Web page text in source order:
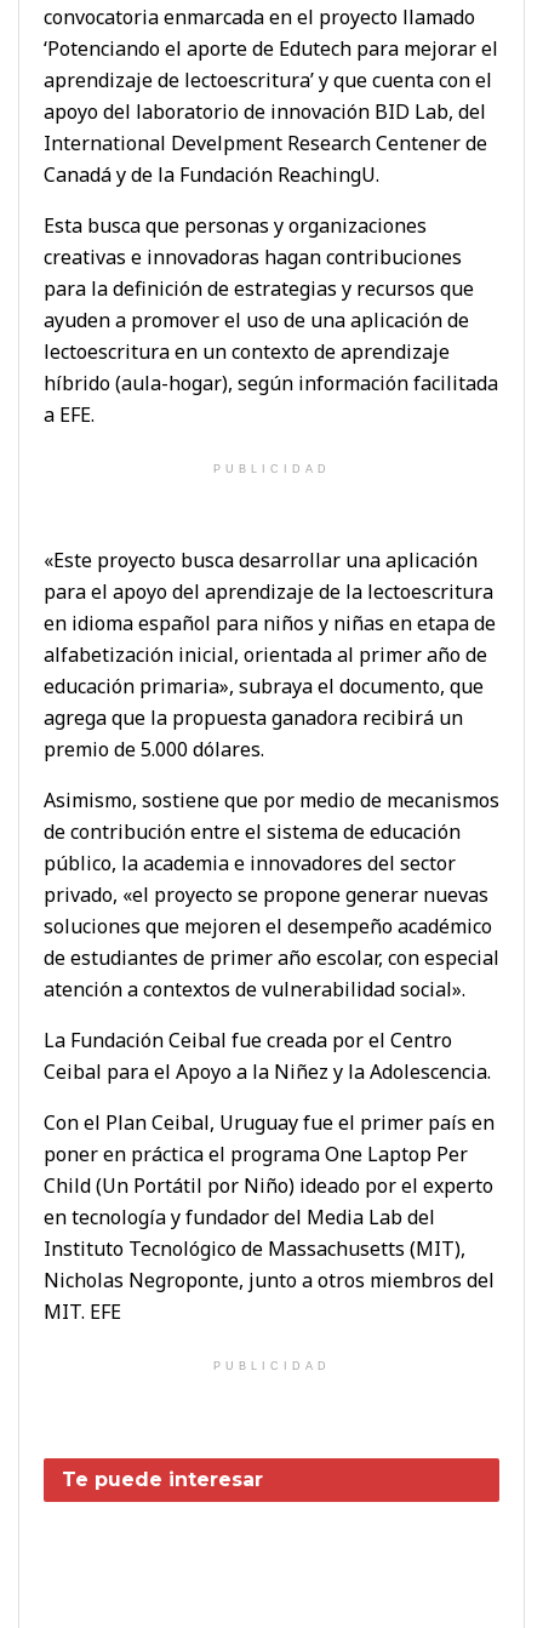
convocatoria enmarcada en el proyecto llamado
‘Potenciando el aporte de Edutech para mejorar el
aprendizaje de lectoescritura’ y que cuenta con el
apoyo del laboratorio de innovación BID Lab, del
International Develpment Research Centener de
Canadá y de la Fundación ReachingU.
Esta busca que personas y organizaciones
creativas e innovadoras hagan contribuciones
para la definición de estrategias y recursos que
ayuden a promover el uso de una aplicación de
lectoescritura en un contexto de aprendizaje
híbrido (aula-hogar), según información facilitada
a EFE.
PUBLICIDAD
«Este proyecto busca desarrollar una aplicación
para el apoyo del aprendizaje de la lectoescritura
en idioma español para niños y niñas en etapa de
alfabetización inicial, orientada al primer año de
educación primaria», subraya el documento, que
agrega que la propuesta ganadora recibirá un
premio de 5.000 dólares.
Asimismo, sostiene que por medio de mecanismos
de contribución entre el sistema de educación
público, la academia e innovadores del sector
privado, «el proyecto se propone generar nuevas
soluciones que mejoren el desempeño académico
de estudiantes de primer año escolar, con especial
atención a contextos de vulnerabilidad social».
La Fundación Ceibal fue creada por el Centro
Ceibal para el Apoyo a la Niñez y la Adolescencia.
Con el Plan Ceibal, Uruguay fue el primer país en
poner en práctica el programa One Laptop Per
Child (Un Portátil por Niño) ideado por el experto
en tecnología y fundador del Media Lab del
Instituto Tecnológico de Massachusetts (MIT),
Nicholas Negroponte, junto a otros miembros del
MIT. EFE
PUBLICIDAD
Te puede interesar